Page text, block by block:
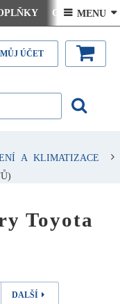
Ceny doručení
- návody Kontakt
 MENU 
MŮJ ÚČET
A KLIMATIZACE
Toyota
DALŠÍ